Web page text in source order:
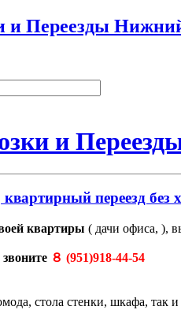
и Переезды
и
переезд без
квартиры ( дачи офиса, ),
８ (951)918-44-54
стола стенки, шкафа, так